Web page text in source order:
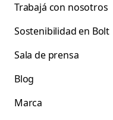
Trabajá con nosotros
Sostenibilidad en Bolt
Sala de prensa
Blog
Marca